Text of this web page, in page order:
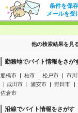
条件を保
メールを受
他の検索結果を見
勤務地でバイト情報をさが
船橋市 柏市 松戸市 市川
成田市
浦安市 野田市
佐倉市
沿線でバイト情報をさがす